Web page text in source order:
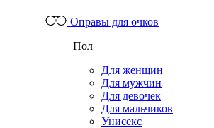
Оправы для очков
Пол
Для женщин
Для мужчин
Для девочек
Для мальчиков
Унисекс